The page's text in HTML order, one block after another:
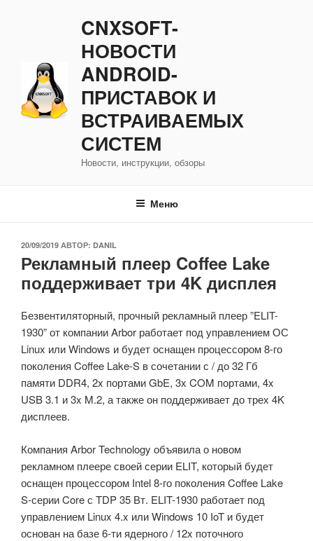
CNXSOFT-
НОВОСТИ
ANDROID-
ПРИСТАВОК И
ВСТРАИВАЕМЫХ
СИСТЕМ
Новости, инструкции, обзоры
Меню
ОПУБЛИКОВАНО
20/09/2019 АВТОР: DANIL
Рекламный плеер Coffee Lake
поддерживает три 4K дисплея
Безвентиляторный, прочный рекламный плеер ”ELIT-
1930” от компании Arbor работает под управлением ОС
Linux или Windows и будет оснащен процессором 8-го
поколения Coffee Lake-S в сочетании с / до 32 Гб
памяти DDR4, 2x портами GbE, 3x COM портами, 4x
USB 3.1 и 3x M.2, а также он поддерживает до трех 4K
дисплеев.
Компания Arbor Technology объявила о новом
рекламном плеере своей серии ELIT, который будет
оснащен процессором Intel 8-го поколения Coffee Lake
S-серии Core с TDP 35 Вт. ELIT-1930 работает под
управлением Linux 4.x или Windows 10 IoT и будет
основан на базе 6-ти ядерного / 12x поточного